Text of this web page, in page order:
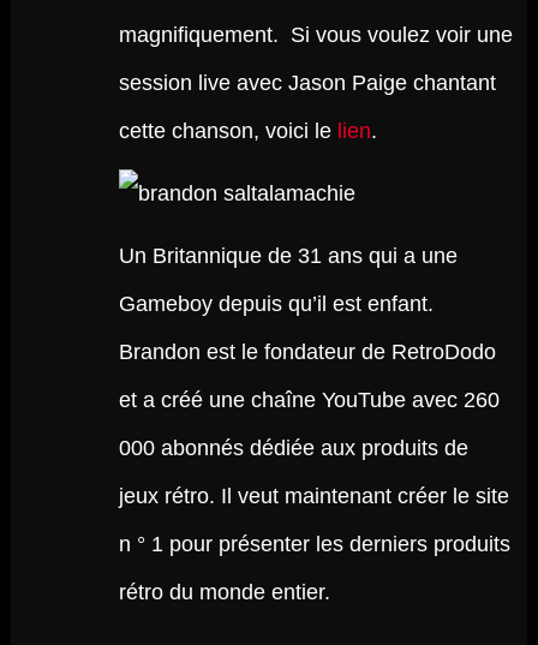
magnifiquement. Si vous voulez voir une
session live avec Jason Paige chantant
cette chanson, voici le lien.
Un Britannique de 31 ans qui a une
Gameboy depuis qu’il est enfant.
Brandon est le fondateur de RetroDodo
et a créé une chaîne YouTube avec 260
000 abonnés dédiée aux produits de
jeux rétro. Il veut maintenant créer le site
n ° 1 pour présenter les derniers produits
rétro du monde entier.